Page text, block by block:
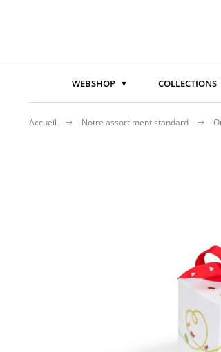
WEBSHOP COLLECTIONS
Accueil Notre assortiment standard